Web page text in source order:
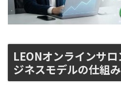
LEONオンラインサ
ジネスモデルの仕組み